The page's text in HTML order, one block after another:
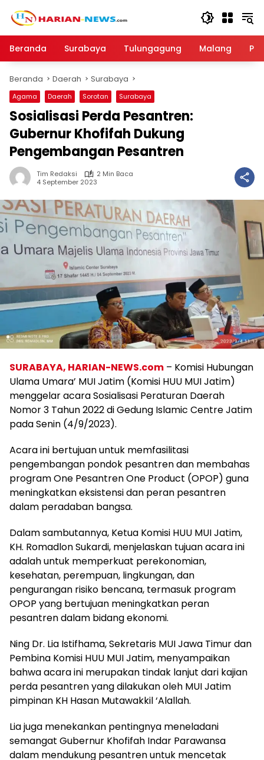
Beranda
Surabaya Tulungagung Malang
Beranda Daerah Surabaya
Agama Daerah Sorotan Surabaya
Sosialisasi Perda Pesantren:
Gubernur Khofifah Dukung
Pengembangan Pesantren
Tim Redaksi
2 Min Baca
4 September 2023
SURABAYA, HARIAN-NEWS.com – Komisi Hubungan
Ulama Umara’ MUI Jatim (Komisi HUU MUI Jatim)
menggelar acara Sosialisasi Peraturan Daerah
Nomor 3 Tahun 2022 di Gedung Islamic Centre Jatim
pada Senin (4/9/2023).
Acara ini bertujuan untuk memfasilitasi
pengembangan pondok pesantren dan membahas
program One Pesantren One Product (OPOP) guna
meningkatkan eksistensi dan peran pesantren
dalam peradaban bangsa.
Dalam sambutannya, Ketua Komisi HUU MUI Jatim,
KH. Romadlon Sukardi, menjelaskan tujuan acara ini
adalah untuk memperkuat perekonomian,
kesehatan, perempuan, lingkungan, dan
pengurangan risiko bencana, termasuk program
OPOP yang bertujuan meningkatkan peran
pesantren dalam bidang ekonomi.
Ning Dr. Lia Istifhama, Sekretaris MUI Jawa Timur dan
Pembina Komisi HUU MUI Jatim, menyampaikan
bahwa acara ini merupakan tindak lanjut dari kajian
perda pesantren yang dilakukan oleh MUI Jatim
pimpinan KH Hasan Mutawakkil ‘Alallah.
Lia juga menekankan pentingnya meneladani
semangat Gubernur Khofifah Indar Parawansa
dalam mendukung pesantren untuk mencetak